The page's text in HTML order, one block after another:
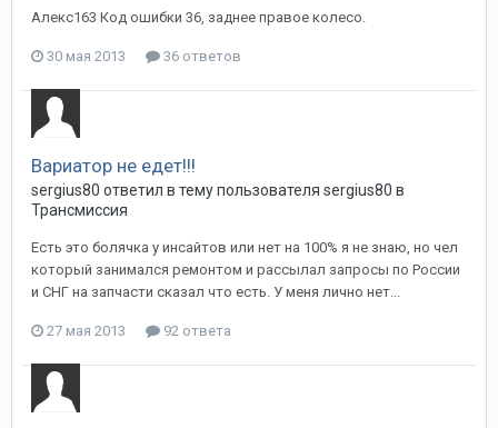
Алекс163 Код ошибки 36, заднее правое колесо.
30 мая 2013 36 ответов
Вариатор не едет!!!
sergius80 ответил в тему пользователя sergius80 в
Трансмиссия
Есть это болячка у инсайтов или нет на 100% я не знаю, но чел
который занимался ремонтом и рассылал запросы по России
и СНГ на запчасти сказал что есть. У меня лично нет...
27 мая 2013 92 ответа